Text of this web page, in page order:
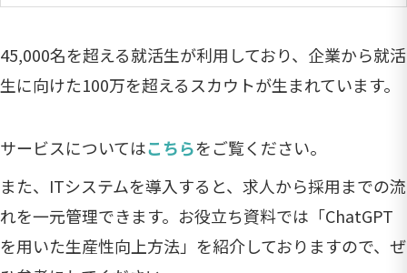
45,000名を超える就活生が利用しており、企業から就活
生に向けた100万を超えるスカウトが生まれています。
サービスについてはこちらをご覧ください。
また、ITシステムを導入すると、求人から採用までの流
れを一元管理できます。お役立ち資料では「ChatGPT
を用いた生産性向上方法」を紹介しておりますので、ぜ